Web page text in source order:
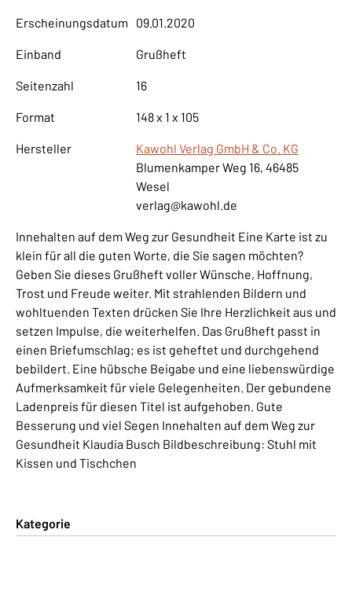
Erscheinungsdatum 09.01.2020
Einband Grußheft
Seitenzahl 16
Format 148 x 1 x 105
Hersteller
Kawohl Verlag GmbH & Co. KG
Blumenkamper Weg 16, 46485
Wesel
verlag@kawohl.de
Innehalten auf dem Weg zur Gesundheit Eine Karte ist zu
klein für all die guten Worte, die Sie sagen möchten?
Geben Sie dieses Grußheft voller Wünsche, Hoffnung,
Trost und Freude weiter. Mit strahlenden Bildern und
wohltuenden Texten drücken Sie Ihre Herzlichkeit aus und
setzen Impulse, die weiterhelfen. Das Grußheft passt in
einen Briefumschlag; es ist geheftet und durchgehend
bebildert. Eine hübsche Beigabe und eine liebenswürdige
Aufmerksamkeit für viele Gelegenheiten. Der gebundene
Ladenpreis für diesen Titel ist aufgehoben. Gute
Besserung und viel Segen Innehalten auf dem Weg zur
Gesundheit Klaudia Busch Bildbeschreibung: Stuhl mit
Kissen und Tischchen
Kategorie